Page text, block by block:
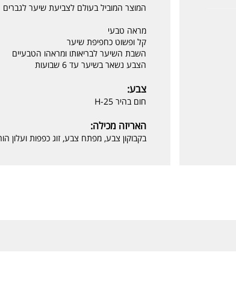
המוצר המוביל בעולם לצביעת שיער לגברים
מראה טבעי
קל ופשוט כחפיפת שיער
השבת השיער לבריאותו ומראהו הטבעיים
הצבע נשאר בשיער עד 6 שבועות
צבע:
חום בהיר H-25
האריזה מכילה:
בקבוקון צבע, מפתח צבע, זוג כפפות ועלון